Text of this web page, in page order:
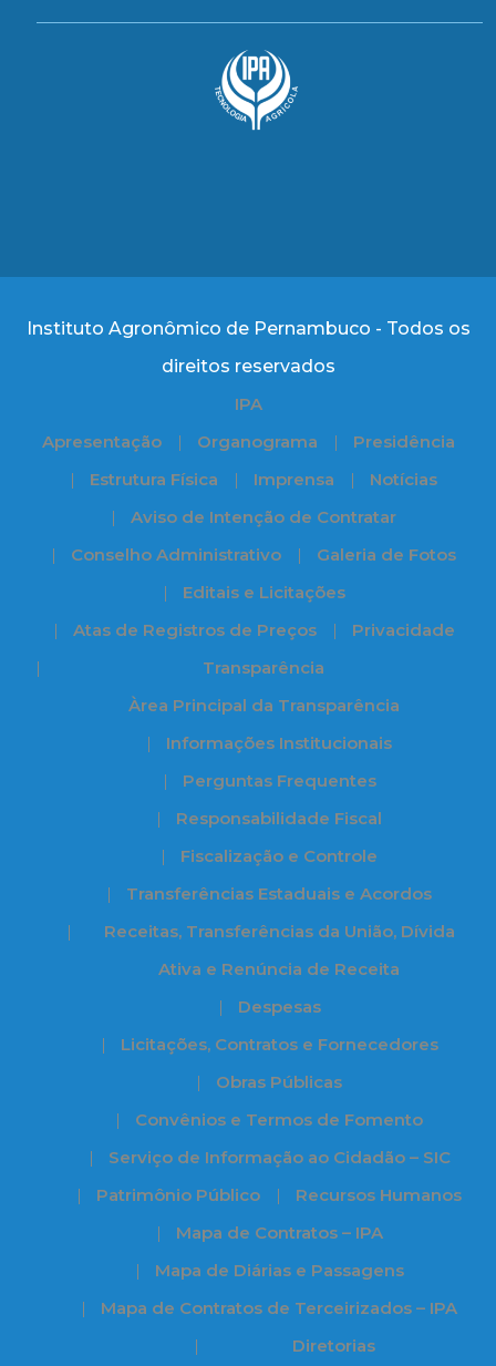
Instituto Agronômico de Pernambuco - Todos os
direitos reservados
IPA
Apresentação
Organograma
Presidência
Estrutura Física
Imprensa
Notícias
Aviso de Intenção de Contratar
Conselho Administrativo
Galeria de Fotos
Editais e Licitações
Atas de Registros de Preços
Privacidade
Transparência
Àrea Principal da Transparência
Informações Institucionais
Perguntas Frequentes
Responsabilidade Fiscal
Fiscalização e Controle
Transferências Estaduais e Acordos
Receitas, Transferências da União, Dívida
Ativa e Renúncia de Receita
Despesas
Licitações, Contratos e Fornecedores
Obras Públicas
Convênios e Termos de Fomento
Serviço de Informação ao Cidadão – SIC
Patrimônio Público
Recursos Humanos
Mapa de Contratos – IPA
Mapa de Diárias e Passagens
Mapa de Contratos de Terceirizados – IPA
Diretorias